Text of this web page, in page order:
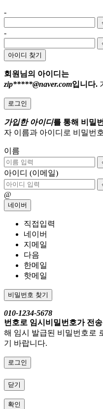
-
-
아이디 찾기
회원님의 아이디는
zip*****@naver.com입니다.
로그인
가입한 아이디를 통해 비밀
자 이름과 아이디로 비밀번
이름
아이디 (이메일)
@
네이버
직접입력
네이버
지메일
다음
한메일
핫메일
비밀번호 찾기
010-1234-5678
번호로 임시비밀번호가 전
해 임시 발급된 비밀번호로
기 바랍니다.
로그인
닫기
확인